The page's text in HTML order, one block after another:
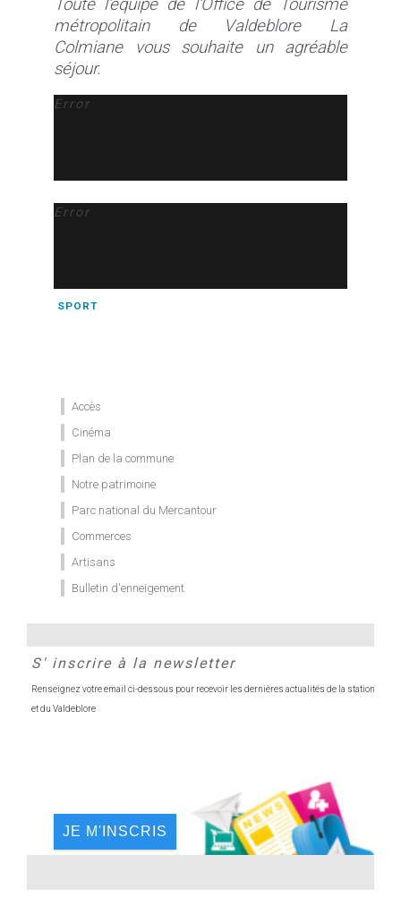
Toute l'équipe de l'Office de Tourisme
métropolitain de Valdeblore La
Colmiane vous souhaite un agréable
séjour.
Error
Error
SPORT
Accès
Cinéma
Plan de la commune
Notre patrimoine
Parc national du Mercantour
Commerces
Artisans
Bulletin d'enneigement
S' inscrire à la newsletter
Renseignez votre email ci-dessous pour recevoir les dernières actualités de la station
et du Valdeblore
JE M'INSCRIS